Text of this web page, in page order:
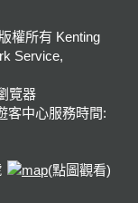
權所有 Kenting
Service,
覽器
客中心服務時間:
(點圖觀看)